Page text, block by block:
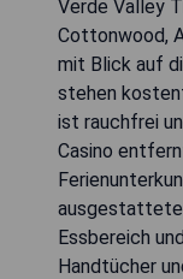
Verde Valley
Cottonwood,
mit Blick auf
stehen
ist rauchfrei
Casino
ausgestattete
Essbereich
Handtücher